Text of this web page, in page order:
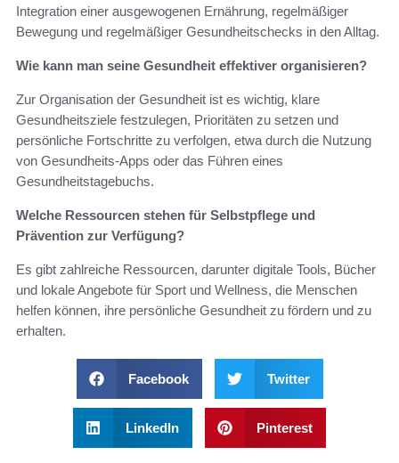
Integration einer ausgewogenen Ernährung, regelmäßiger
Bewegung und regelmäßiger Gesundheitschecks in den Alltag.
Wie kann man seine Gesundheit effektiver organisieren?
Zur Organisation der Gesundheit ist es wichtig, klare
Gesundheitsziele festzulegen, Prioritäten zu setzen und
persönliche Fortschritte zu verfolgen, etwa durch die Nutzung
von Gesundheits-Apps oder das Führen eines
Gesundheitstagebuchs.
Welche Ressourcen stehen für Selbstpflege und
Prävention zur Verfügung?
Es gibt zahlreiche Ressourcen, darunter digitale Tools, Bücher
und lokale Angebote für Sport und Wellness, die Menschen
helfen können, ihre persönliche Gesundheit zu fördern und zu
erhalten.
Facebook Twitter
LinkedIn Pinterest